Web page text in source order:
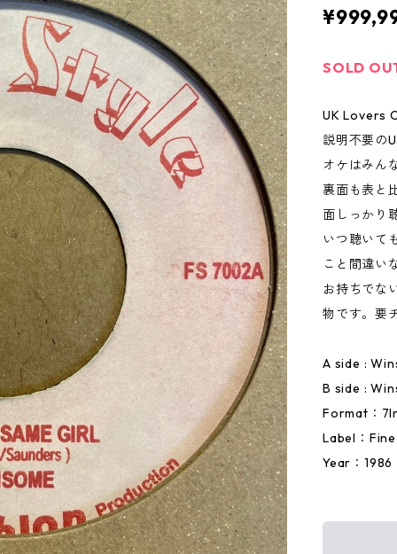
SOLD
UK Lovers
説明不要の
オケはみん
裏面も表と
面しっかり
いつ聴いて
こと間違い
お持ちでな
物です。要
A side :
B side :
Format：
Label：
Year：1986